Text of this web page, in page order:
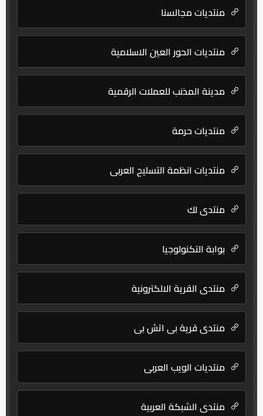
منتديات مجالسنا
منتديات الحور العين الاسلامية
مدينة المذنب للعملات الرقمية
منتديات حرمة
منتديات انظمة التسليح العربي
منتدى لك
بوابة التكنولوجيا
منتدي القرية الالكترونية
منتدى قرية بي اتش بي
منتديات الويب العربي
منتدى الشبكة العربية